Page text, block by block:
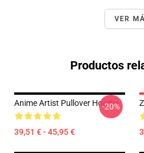
VER
Productos
Anime Artist Pullover Hoodie
39,51 € - 45,95 €
-20%